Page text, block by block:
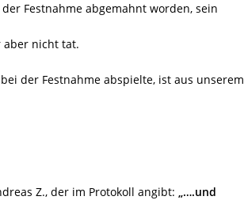
Festnahme abgemahnt worden, sein
aber nicht tat.
der Festnahme abspielte, ist aus unserem
Z., der im Protokoll angibt: „….und